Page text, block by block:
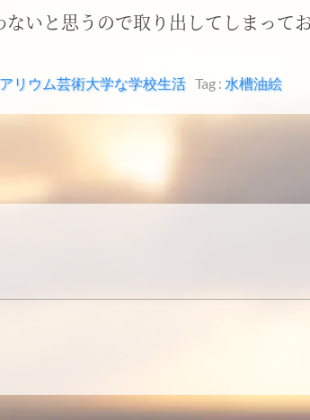
いと思うので取り出してしまって
リウム芸術大学な学校生活 Tag : 水槽油絵